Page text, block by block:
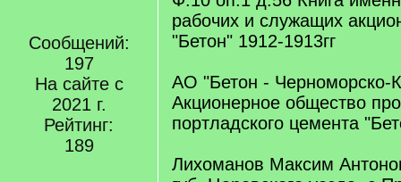
Сообщений:
197
На сайте с
2021 г.
Рейтинг:
189
рабочих и служащих
"Бетон" 1912-1913гг
АО "Бетон - Черноморско-
Акционерное общество
портладского цемента
Лихоманов Максим